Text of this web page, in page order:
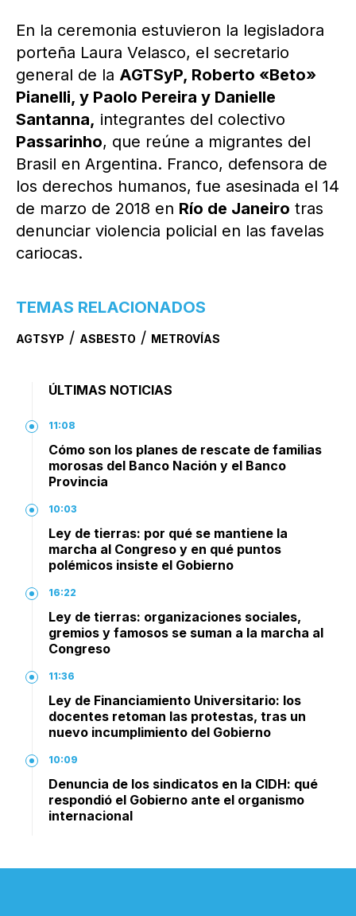
En la ceremonia estuvieron la legisladora
porteña Laura Velasco, el secretario
general de la AGTSyP, Roberto «Beto»
Pianelli, y Paolo Pereira y Danielle
Santanna, integrantes del colectivo
Passarinho, que reúne a migrantes del
Brasil en Argentina. Franco, defensora de
los derechos humanos, fue asesinada el 14
de marzo de 2018 en Río de Janeiro tras
denunciar violencia policial en las favelas
cariocas.
TEMAS RELACIONADOS
AGTSYP / ASBESTO / METROVÍAS
ÚLTIMAS NOTICIAS
11:08
Cómo son los planes de rescate de familias
morosas del Banco Nación y el Banco
Provincia
10:03
Ley de tierras: por qué se mantiene la
marcha al Congreso y en qué puntos
polémicos insiste el Gobierno
16:22
Ley de tierras: organizaciones sociales,
gremios y famosos se suman a la marcha al
Congreso
11:36
Ley de Financiamiento Universitario: los
docentes retoman las protestas, tras un
nuevo incumplimiento del Gobierno
10:09
Denuncia de los sindicatos en la CIDH: qué
respondió el Gobierno ante el organismo
internacional